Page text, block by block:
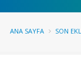
ANA SAYFA SON